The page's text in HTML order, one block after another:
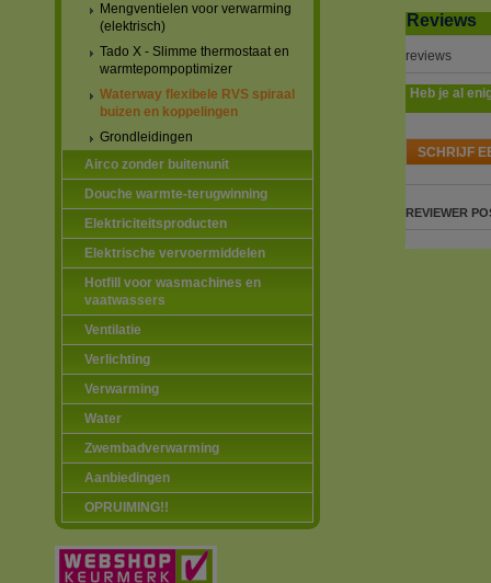
Mengventielen voor verwarming
(elektrisch)
Tado X - Slimme thermostaat en
warmtepompoptimizer
Waterway flexibele RVS spiraal
buizen en koppelingen
Grondleidingen
Airco zonder buitenunit
Douche warmte-terugwinning
Elektriciteitsproducten
Elektrische vervoermiddelen
Hotfill voor wasmachines en
vaatwassers
Ventilatie
Verlichting
Verwarming
Water
Zwembadverwarming
Aanbiedingen
OPRUIMING!!
Reviews
reviews
Heb je al
SCHRIJF
REVIEWER